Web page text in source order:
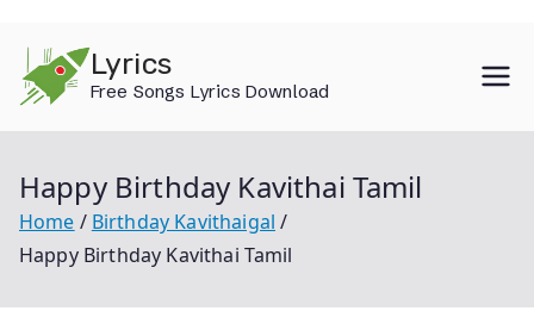
content
Lyrics
Free Songs Lyrics Download
Happy Birthday Kavithai Tamil
Home
Birthday Kavithaigal
Happy Birthday Kavithai Tamil